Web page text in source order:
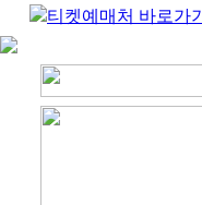
티켓예매처 바로가기